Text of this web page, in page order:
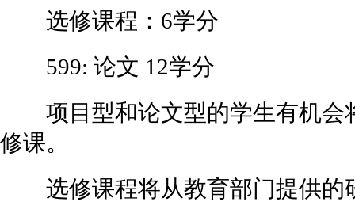
选修课程：6学分
599: 论文 12学分
项目型和论文型的学生有机会
修课。
选修课程将从教育部门提供的